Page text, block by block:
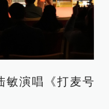
敏演唱《打麦号